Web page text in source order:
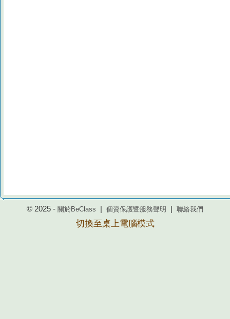
© 2025 - 關於BeClass 個資保護暨服務聲明 聯絡我們
切換至桌上電腦模式